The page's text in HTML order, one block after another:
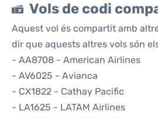
Vols de codi
Aquest vol és compartit amb
dir que aquests altres vols són
- AA8708 - American Airlines
- AV6025 - Avianca
- CX1822 - Cathay Pacific
- LA1625 - LATAM Airlines